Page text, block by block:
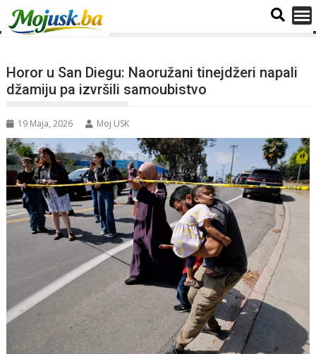
Horor u San Diegu: Naoružani tinejdžeri napali
džamiju pa izvršili samoubistvo
19 Maja, 2026 Moj USK